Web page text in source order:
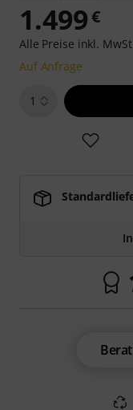
1.499€
Alle Preise inkl.
Auf Anfrage
1